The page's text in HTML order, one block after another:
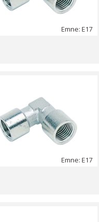
Emne: E17
Emne: E17